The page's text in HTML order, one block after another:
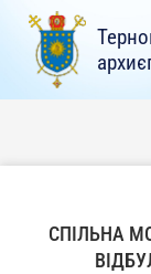
СПІЛЬНА